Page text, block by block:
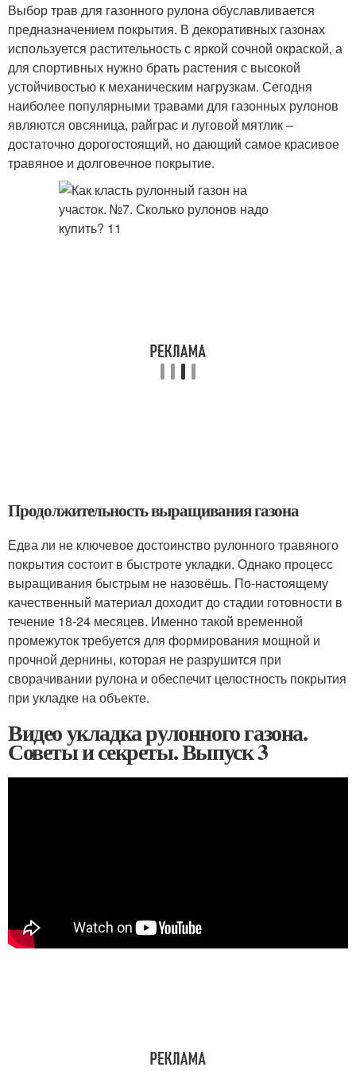
Выбор трав для газонного рулона обуславливается
предназначением покрытия. В декоративных газонах
используется растительность с яркой сочной окраской, а
для спортивных нужно брать растения с высокой
устойчивостью к механическим нагрузкам. Сегодня
наиболее популярными травами для газонных рулонов
являются овсяница, райграс и луговой мятлик –
достаточно дорогостоящий, но дающий самое красивое
травяное и долговечное покрытие.
Продолжительность выращивания газона
Едва ли не ключевое достоинство рулонного травяного
покрытия состоит в быстроте укладки. Однако процесс
выращивания быстрым не назовёшь. По-настоящему
качественный материал доходит до стадии готовности в
течение 18-24 месяцев. Именно такой временной
промежуток требуется для формирования мощной и
прочной дернины, которая не разрушится при
сворачивании рулона и обеспечит целостность покрытия
при укладке на объекте.
Видео укладка рулонного газона.
Советы и секреты. Выпуск 3